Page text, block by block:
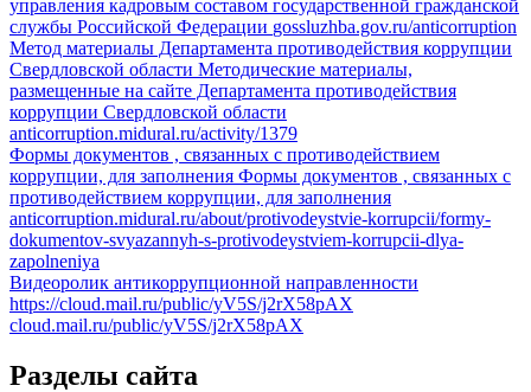
управления кадровым составом государственной гражданской
службы Российской Федерации gossluzhba.gov.ru/anticorruption
Метод материалы Департамента противодействия коррупции
Свердловской области Методические материалы,
размещенные на сайте Департамента противодействия
коррупции Свердловской области
anticorruption.midural.ru/activity/1379
Формы документов , связанных с противодействием
коррупции, для заполнения Формы документов , связанных с
противодействием коррупции, для заполнения
anticorruption.midural.ru/about/protivodeystvie-korrupcii/formy-
dokumentov-svyazannyh-s-protivodeystviem-korrupcii-dlya-
zapolneniya
Видеоролик антикоррупционной направленности
https://cloud.mail.ru/public/yV5S/j2rX58pAX
cloud.mail.ru/public/yV5S/j2rX58pAX
Разделы сайта